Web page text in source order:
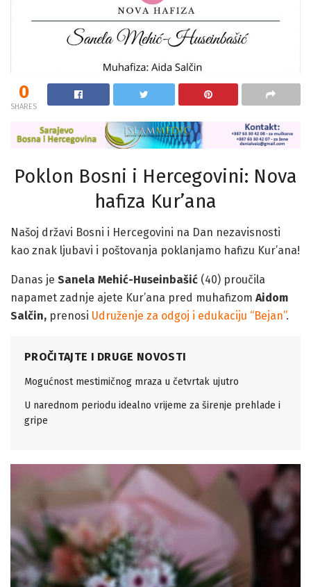
0
SHARES
Poklon Bosni i Hercegovini: Nova
hafiza Kur’ana
Našoj državi Bosni i Hercegovini na Dan nezavisnosti
kao znak ljubavi i poštovanja poklanjamo hafizu Kur’ana!
Danas je Sanela Mehić-Huseinbašić (40) proučila
napamet zadnje ajete Kur’ana pred muhafizom Aidom
Salčin, prenosi Udruženje za odgoj i edukaciju “Bejan”.
PROČITAJTE I DRUGE NOVOSTI
Mogućnost mestimičnog mraza u četvrtak ujutro
U narednom periodu idealno vrijeme za širenje prehlade i
gripe